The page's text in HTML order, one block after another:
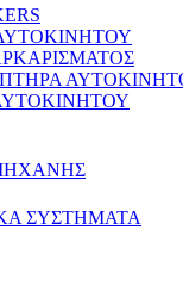
ΣΥΣΤΗΜΑΤΑ